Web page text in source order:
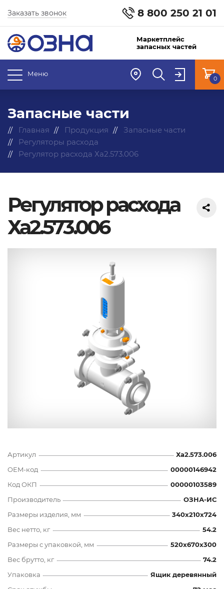
8 800 250 21 01
Заказать звонок
Маркетплейс
запасных частей
Меню
0
Запасные части
Главная Продукция
Запасные части
Регуляторы расхода
Регулятор расхода Ха2.573.006
Регулятор расхода
Ха2.573.006
Артикул
Ха2.573.006
OEM-код
00000146942
Код ОКП
00000103589
Производитель
ОЗНА-ИС
Размеры изделия, мм
340x210x724
Вес нетто, кг
54.2
Размеры с упаковкой, мм
520x670x300
Вес брутто, кг
74.2
Упаковка
Ящик деревянный